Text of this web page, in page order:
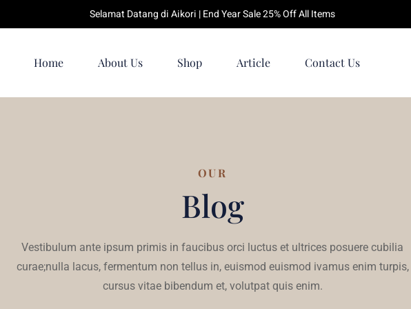
Selamat Datang di Aikori | End Year Sale 25% Off All Items
Home About Us Shop Article Contact Us
OUR
Blog
Vestibulum ante ipsum primis in faucibus orci luctus et ultrices posuere cubilia
curae;nulla lacus, fermentum non tellus in, euismod euismod ivamus enim turpis,
cursus vitae bibendum et, volutpat quis enim.